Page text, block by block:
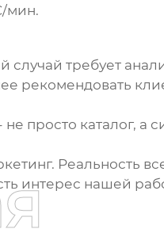
мин.
случай требует
рекомендовать
просто каталог, а
Реальность
интерес нашей